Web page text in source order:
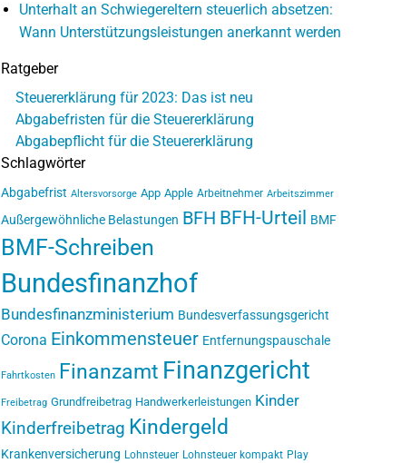
Unterhalt an Schwiegereltern steuerlich absetzen:
Wann Unterstützungsleistungen anerkannt werden
Ratgeber
Steuererklärung für 2023: Das ist neu
Abgabefristen für die Steuererklärung
Abgabepflicht für die Steuererklärung
Schlagwörter
Abgabefrist Altersvorsorge App Apple Arbeitnehmer Arbeitszimmer
Außergewöhnliche Belastungen BFH BFH-Urteil BMF
BMF-Schreiben
Bundesfinanzhof
Bundesfinanzministerium Bundesverfassungsgericht
Corona Einkommensteuer Entfernungspauschale
Fahrtkosten Finanzamt Finanzgericht
Freibetrag Grundfreibetrag Handwerkerleistungen Kinder
Kinderfreibetrag Kindergeld
Krankenversicherung Lohnsteuer Lohnsteuer kompakt Play